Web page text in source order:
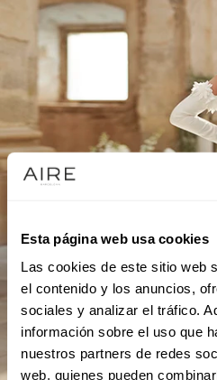
Esta página web usa cookies
Las cookies de este sitio web
el contenido y los anuncios,
sociales y analizar el tráfico.
información sobre el uso que
nuestros partners de redes
web, quienes pueden